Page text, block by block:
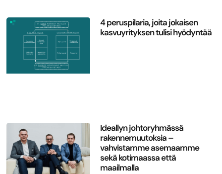
4 peruspilaria, joita jokaisen
kasvuyrityksen tulisi hyödyntää
Ideallyn johtoryhmässä
rakennemuutoksia –
vahvistamme asemaamme
sekä kotimaassa että
maailmalla